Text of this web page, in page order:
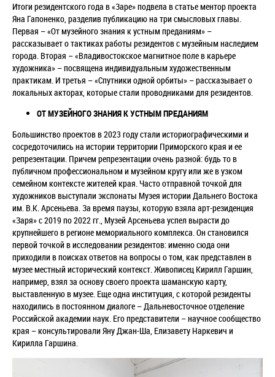
Итоги резидентского года в «Заре» подвела в статье ментор проекта
Яна Гапоненко, разделив публикацию на три смысловых главы.
Первая – «От музейного знания к устным преданиям» –
рассказывает о тактиках работы резидентов с музейным наследием
города. Вторая – «Владивостокское магнитное поле в карьере
художника» – посвящена индивидуальным художественным
практикам. И третья – «Спутники одной орбиты» – рассказывает о
локальных акторах, которые стали проводниками для резидентов.
ОТ МУЗЕЙНОГО ЗНАНИЯ К УСТНЫМ ПРЕДАНИЯМ
Большинство проектов в 2023 году стали историографическими и
сосредоточились на истории территории Приморского края и ее
репрезентации. Причем репрезентации очень разной: будь то в
публичном профессиональном и музейном кругу или же в узком
семейном контексте жителей края. Часто отправной точкой для
художников выступали экспонаты Музея истории Дальнего Востока
им. В.К. Арсеньева. За время паузы, которую взяла арт-резиденция
«Заря» с 2019 по 2022 гг., Музей Арсеньева успел вырасти до
крупнейшего в регионе мемориального комплекса. Он становился
первой точкой в исследовании резидентов: именно сюда они
приходили в поисках ответов на вопросы о том, как представлен в
музее местный исторический контекст. Живописец Кирилл Гаршин,
например, взял за основу своего проекта шаманскую карту,
выставленную в музее. Еще одна институция, с которой резиденты
находились в постоянном диалоге – Дальневосточное отделение
Российской академии наук. Его представители – научное сообщество
края – консультировали Яну Джан-Ша, Елизавету Наркевич и
Кирилла Гаршина.